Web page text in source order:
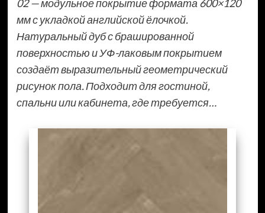
02 — модульное покрытие формата 600×120
мм с укладкой английской ёлочкой.
Натуральный дуб с брашированной
поверхностью и УФ-лаковым покрытием
создаёт выразительный геометрический
рисунок пола. Подходит для гостиной,
спальни или кабинета, где требуется…